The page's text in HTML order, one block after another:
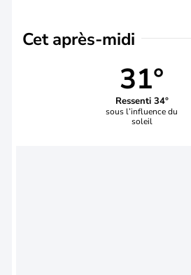
Cet après-midi
31°
Ressenti 34°
sous l’influence du
soleil